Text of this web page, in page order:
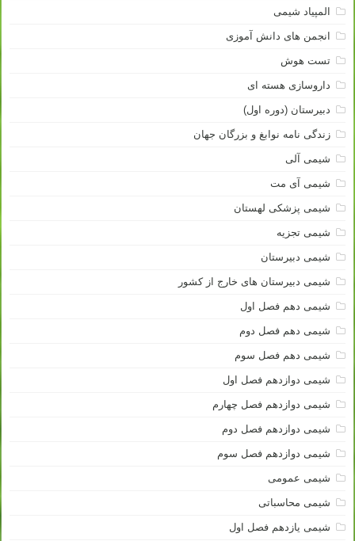
المپیاد شیمی
انجمن های دانش آموزی
تست هوش
داروسازی هسته ای
دبیرستان (دوره اول)
زندگی نامه نوابغ و بزرگان جهان
شیمی آلی
شیمی آی مت
شیمی پزشکی لهستان
شیمی تجزیه
شیمی دبیرستان
شیمی دبیرستان های خارج از کشور
شیمی دهم فصل اول
شیمی دهم فصل دوم
شیمی دهم فصل سوم
شیمی دوازدهم فصل اول
شیمی دوازدهم فصل چهارم
شیمی دوازدهم فصل دوم
شیمی دوازدهم فصل سوم
شیمی عمومی
شیمی محاسباتی
شیمی یازدهم فصل اول